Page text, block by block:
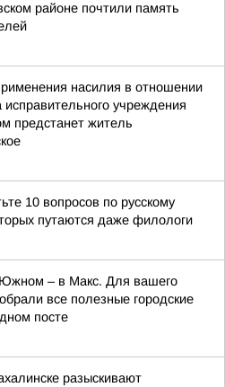
районе почтили память
насилия в отношении
исправительного учреждения
предстанет житель
10 вопросов по русскому
путаются даже филологи
– в Макс. Для вашего
все полезные городские
посте
разыскивают